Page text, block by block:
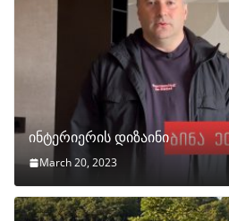
ინტერიერის დიზაინი
March 20, 2023